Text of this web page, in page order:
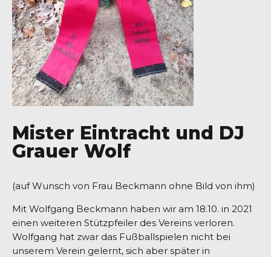
Mister Eintracht und DJ
Grauer Wolf
(auf Wunsch von Frau Beckmann ohne Bild von ihm)
Mit Wolfgang Beckmann haben wir am 18.10. in 2021
einen weiteren Stützpfeiler des Vereins verloren.
Wolfgang hat zwar das Fußballspielen nicht bei
unserem Verein gelernt, sich aber später in